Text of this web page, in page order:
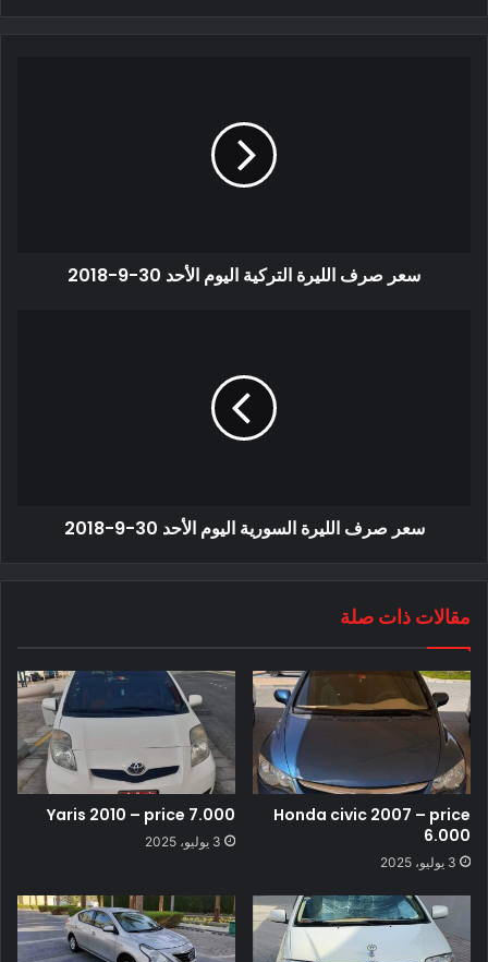
سعر صرف الليرة التركية اليوم الأحد 30-9-2018
سعر صرف الليرة السورية اليوم الأحد 30-9-2018
مقالات ذات صلة
Honda civic 2007 – price
6.000
3 يوليو، 2025
Yaris 2010 – price 7.000
3 يوليو، 2025